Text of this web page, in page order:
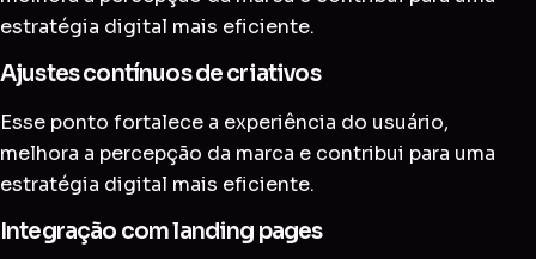
estratégia digital mais eficiente.
Ajustes contínuos de criativos
Esse ponto fortalece a experiência do usuário,
melhora a percepção da marca e contribui para uma
estratégia digital mais eficiente.
Integração com landing pages